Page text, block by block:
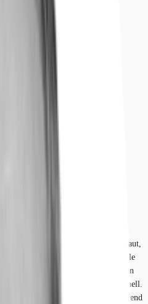
Stadt Chemnitz besteht aus 3
- beide in den 1990er Jahren erbaut,
Dabei offerieren die Gebäudeteile
Annehmlichkeiten. Die modernen
Raumstruktur und sind tageslichthell.
historische Fenster und ausreichend